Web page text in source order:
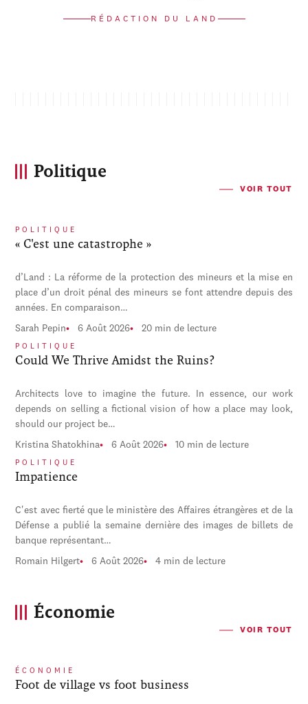
RÉDACTION DU LAND
Politique
VOIR TOUT
POLITIQUE
« C'est une catastrophe »
d’Land : La réforme de la protection des mineurs et la mise en
place d’un droit pénal des mineurs se font attendre depuis des
années. En comparaison…
Sarah Pepin 6 Août 2026 20 min de lecture
POLITIQUE
Could We Thrive Amidst the Ruins?
Architects love to imagine the future. In essence, our work
depends on selling a fictional vision of how a place may look,
should our project be…
Kristina Shatokhina 6 Août 2026 10 min de lecture
POLITIQUE
Impatience
C'est avec fierté que le ministère des Affaires étrangères et de la
Défense a publié la semaine dernière des images de billets de
banque représentant…
Romain Hilgert 6 Août 2026 4 min de lecture
Économie
VOIR TOUT
ÉCONOMIE
Foot de village vs foot business